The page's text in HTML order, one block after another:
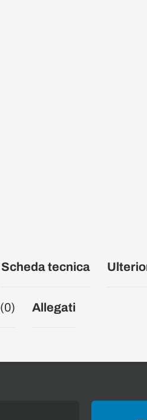
Scheda tecnica
(0) Allegati